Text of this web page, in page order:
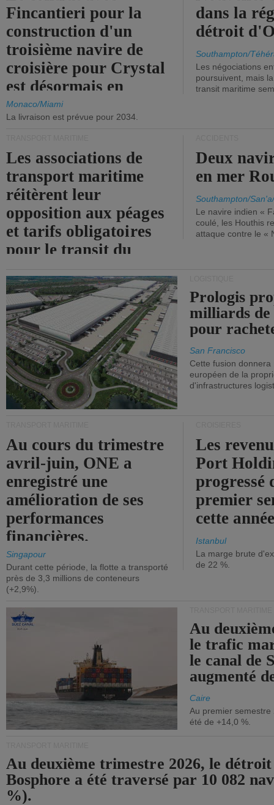
Fincantieri pour la
construction d'un
troisième navire de
croisière pour Crystal
est désormais en
vigueur.
Monaco/Miami
La livraison est prévue pour 2034.
dans la
détroit
Southampton/
Les négociations
poursuivent, mais
transit maritime
Les associations de
transport maritime
réitèrent leur
opposition aux péages
et tarifs obligatoires
pour le transit du
Deux
en mer
Southampton/
Le navire indien «
coulé, les Houthis
attaque contre le «
Prologis
milliards
pour
San Francisco
Cette fusion
européen de la
d'infrastructures
Au cours du trimestre
avril-juin, ONE a
enregistré une
amélioration de ses
performances
financières.
Singapour
Durant cette période, la flotte a transporté
près de 3,3 millions de conteneurs
(+2,9%).
Les
Port
progressé
premier
cette
Istanbul
La marge brute
de 22 %.
Au
le trafic
le canal de
augmenté
Caire
Au premier
été de +14,0 %.
Au deuxième trimestre 2026, le
Bosphore a été traversé par 10 082
%).